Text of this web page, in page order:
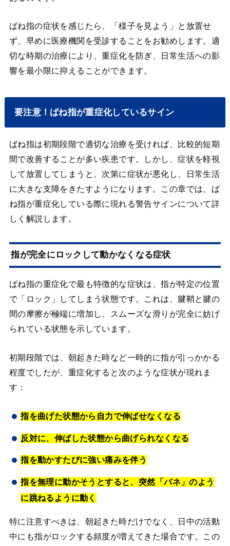
ばね指の症状を感じたら、「様子を見よう」と放置せ
ず、早めに医療機関を受診することをお勧めします。適
切な時期の治療により、重症化を防ぎ、日常生活への影
響を最小限に抑えることができます。
要注意！ばね指が重症化しているサイン
ばね指は初期段階で適切な治療を受ければ、比較的短期
間で改善することが多い疾患です。しかし、症状を軽視
して放置してしまうと、次第に症状が悪化し、日常生活
に大きな支障をきたすようになります。この章では、ば
ね指が重症化している際に現れる警告サインについて詳
しく解説します。
指が完全にロックして動かなくなる症状
ばね指の重症化で最も特徴的な症状は、指が特定の位置
で「ロック」してしまう状態です。これは、腱鞘と腱の
間の摩擦が極端に増加し、スムーズな滑りが完全に妨げ
られている状態を示しています。
初期段階では、朝起きた時など一時的に指が引っかかる
程度でしたが、重症化すると次のような症状が現れま
す：
指を曲げた状態から自力で伸ばせなくなる
反対に、伸ばした状態から曲げられなくなる
指を動かすたびに強い痛みを伴う
指を無理に動かそうとすると、突然「バネ」のよう
に跳ねるように動く
特に注意すべきは、朝起きた時だけでなく、日中の活動
中にも指がロックする頻度が増えてきた場合です。この